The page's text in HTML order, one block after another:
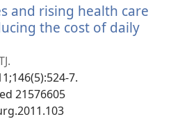
and rising health care
the cost of daily
7.
21576605